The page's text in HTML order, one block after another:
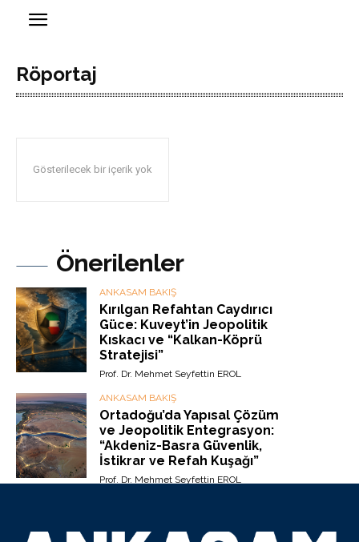
Röportaj
Gösterilecek bir içerik yok
Önerilenler
ANKASAM BAKIŞ
Kırılgan Refahtan Caydırıcı
Güce: Kuveyt’in Jeopolitik
Kıskacı ve “Kalkan-Köprü
Stratejisi”
Prof. Dr. Mehmet Seyfettin EROL
ANKASAM BAKIŞ
Ortadoğu’da Yapısal Çözüm
ve Jeopolitik Entegrasyon:
“Akdeniz-Basra Güvenlik,
İstikrar ve Refah Kuşağı”
Prof. Dr. Mehmet Seyfettin EROL